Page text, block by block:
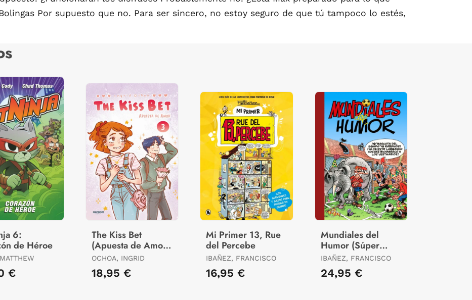
Por supuesto que no. Para ser sincero, no estoy seguro de que tú tampoco lo estés,
6:
de Héroe
€
The Kiss Bet
(Apuesta de Amor)
3
OCHOA, INGRID
18,95 €
Mi Primer 13, Rue
del Percebe
IBAÑEZ, FRANCISCO
16,95 €
Mundiales del
Humor (Súper
Humor Mortadelo
69)
IBAÑEZ, FRANCISCO
24,95 €